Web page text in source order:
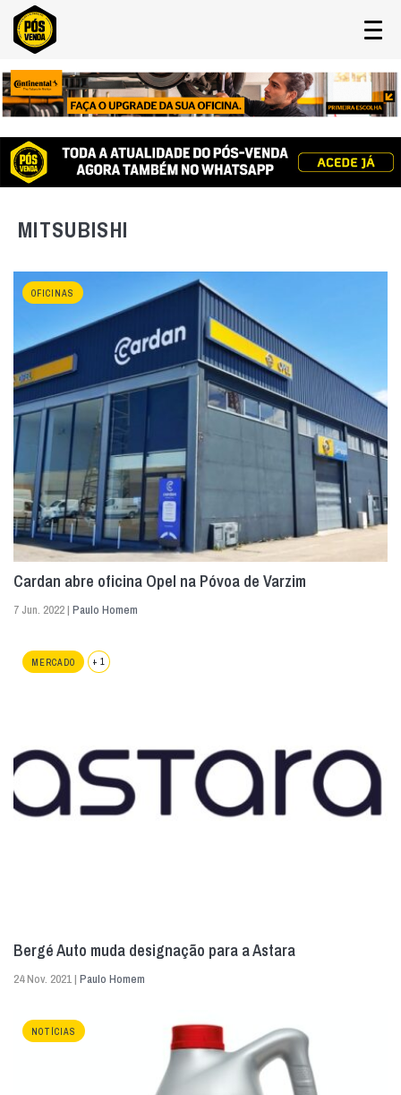
MITSUBISHI
OFICINAS
Cardan abre oficina Opel na Póvoa de Varzim
7 Jun. 2022 | Paulo Homem
MERCADO + 1
Bergé Auto muda designação para a Astara
24 Nov. 2021 | Paulo Homem
NOTÍCIAS